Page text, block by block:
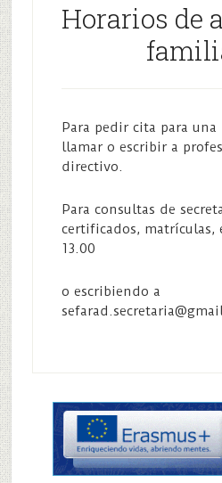
Horarios de
Para pedir cita para
llamar o escribir a
directivo.
Para consultas de
certificados, matrículas,
13.00
o escribiendo a